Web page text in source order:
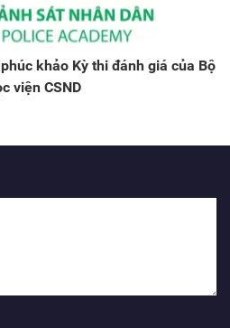
khảo Kỳ thi đánh giá của Bộ
viện CSND